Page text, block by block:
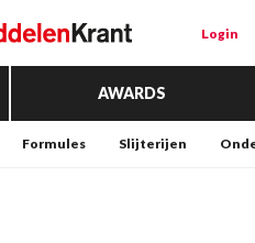
Login
AWARDS
Formules Slijterijen